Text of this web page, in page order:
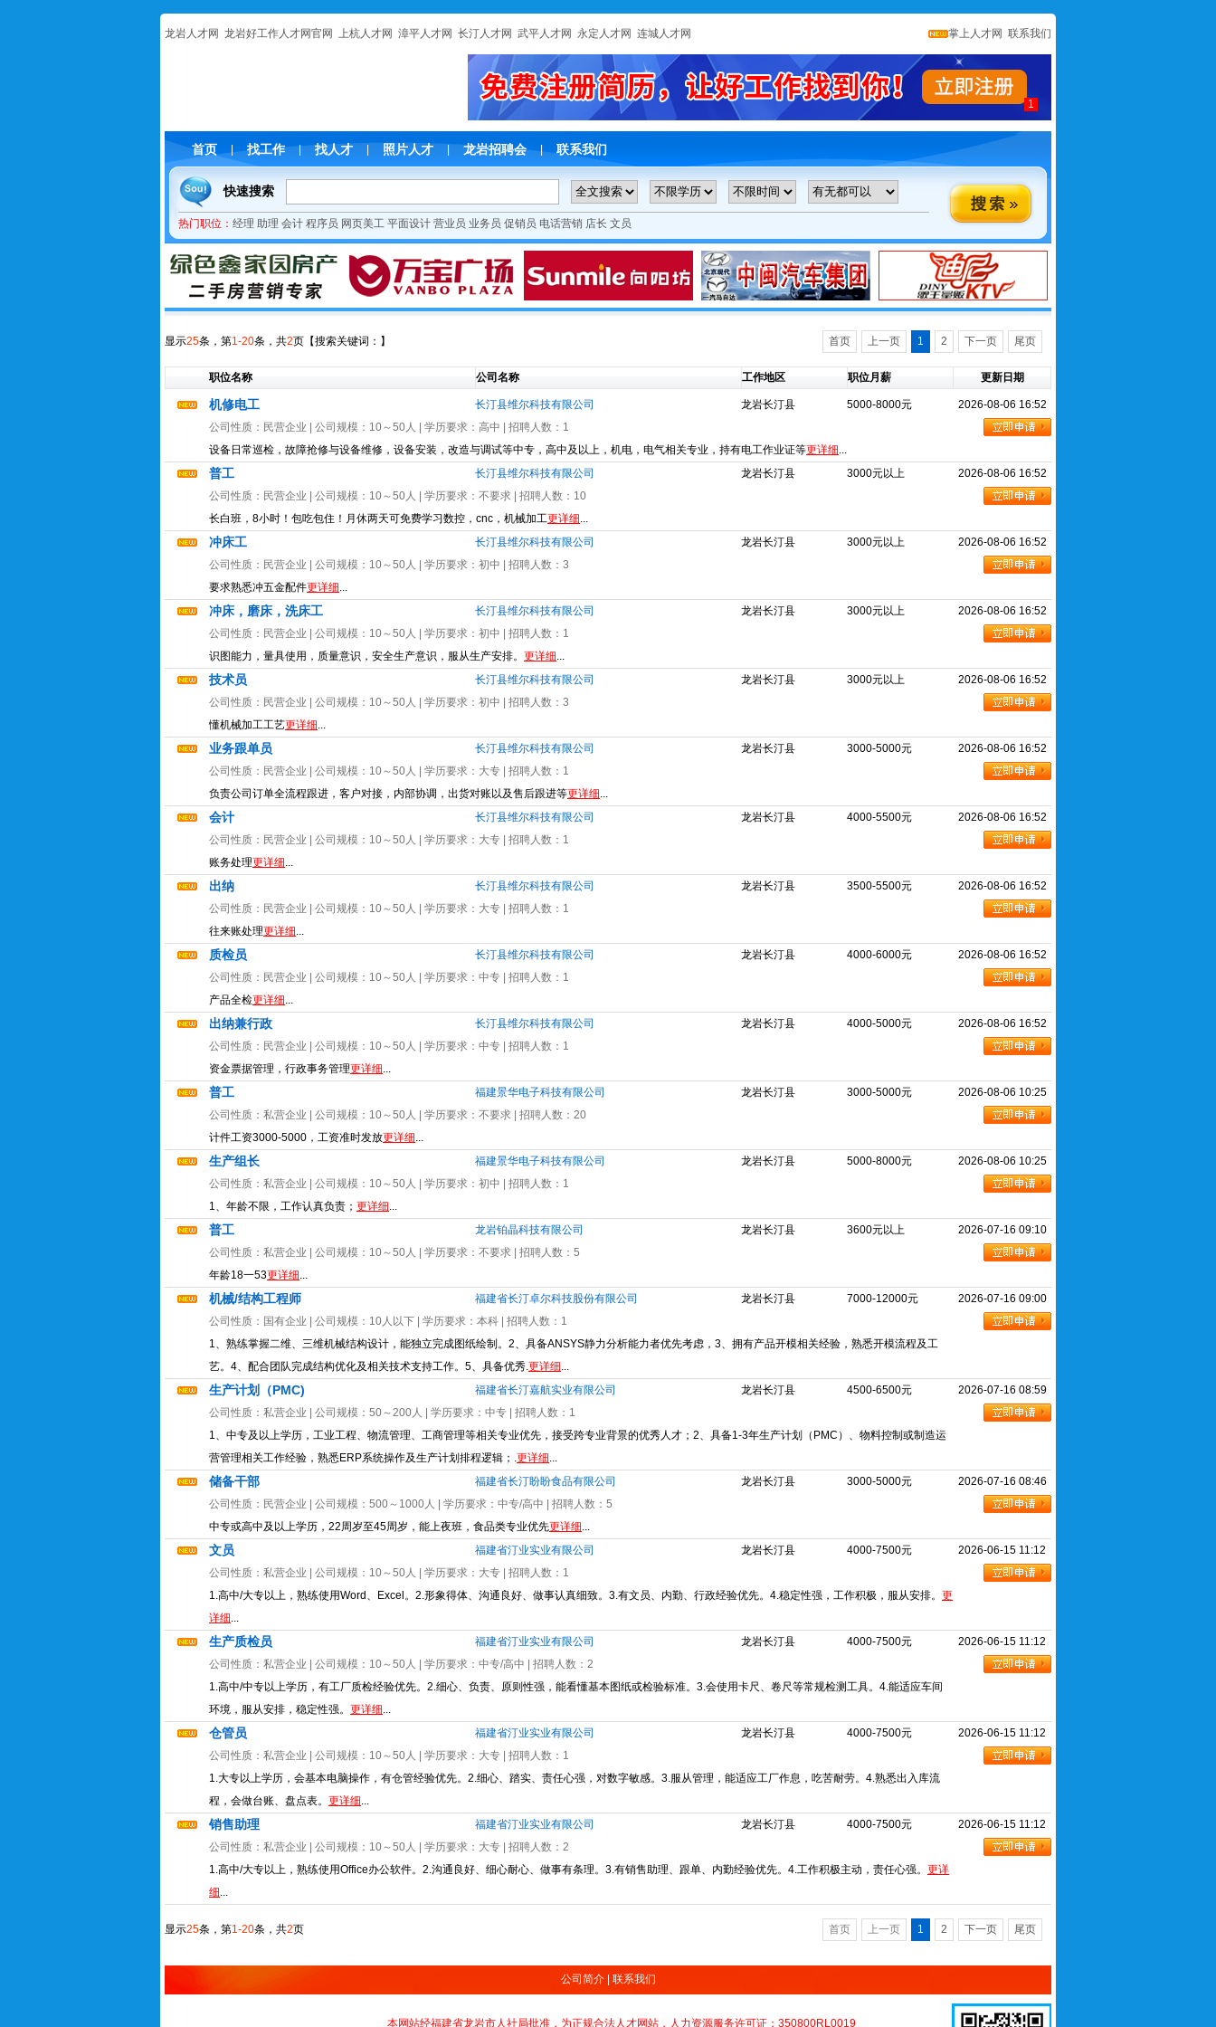
龙岩人才网 龙岩好工作人才网官网 上杭人才网 漳平人才网 长汀人才网 武平人才网 永定人才网 连城人才网 掌上人才网 联系我们
1
首页 找工作 | 找人才 照片人才 龙岩招聘会 | 联系我们
快速搜索
热门职位： 经理 助理 会计 程序员 网页美工 平面设计 营业员 业务员 促销员 电话营销 店长 文员
显示25条，第1-20条，共2页 【搜索关键词： 】 首页 上一页 1 2 下一页 尾页
职位名称 公司名称 工作地区 职位月薪 更新日期
机修电工 长汀县维尔科技有限公司 龙岩长汀县 5000-8000元
2026-08-06 16:52
公司性质： 民营企业 | 公司规模： 10～50人 | 学历要求： 高中 | 招聘人数： 1
设备日常巡检，故障抢修与设备维修，设备安装，改造与调试等中专，高中及以上，机电，电气相关专业，持有电工作业证等更详细...
普工 长汀县维尔科技有限公司 龙岩长汀县 3000元以上
2026-08-06 16:52
公司性质： 民营企业 | 公司规模： 10～50人 | 学历要求： 不要求 | 招聘人数： 10
长白班，8小时！包吃包住！月休两天可免费学习数控，cnc，机械加工更详细...
冲床工 长汀县维尔科技有限公司 龙岩长汀县 3000元以上
2026-08-06 16:52
公司性质： 民营企业 | 公司规模： 10～50人 | 学历要求： 初中 | 招聘人数： 3
要求熟悉冲五金配件更详细...
冲床，磨床，洗床工 长汀县维尔科技有限公司 龙岩长汀县 3000元以上
2026-08-06 16:52
公司性质： 民营企业 | 公司规模： 10～50人 | 学历要求： 初中 | 招聘人数： 1
识图能力，量具使用，质量意识，安全生产意识，服从生产安排。 更详细...
技术员 长汀县维尔科技有限公司 龙岩长汀县 3000元以上
2026-08-06 16:52
公司性质： 民营企业 | 公司规模： 10～50人 | 学历要求： 初中 | 招聘人数： 3
懂机械加工工艺更详细...
业务跟单员 长汀县维尔科技有限公司 龙岩长汀县 3000-5000元
2026-08-06 16:52
公司性质： 民营企业 | 公司规模： 10～50人 | 学历要求： 大专 | 招聘人数： 1
负责公司订单全流程跟进，客户对接，内部协调，出货对账以及售后跟进等更详细...
会计 长汀县维尔科技有限公司 龙岩长汀县 4000-5500元
2026-08-06 16:52
公司性质： 民营企业 | 公司规模： 10～50人 | 学历要求： 大专 | 招聘人数： 1
账务处理更详细...
出纳 长汀县维尔科技有限公司 龙岩长汀县 3500-5500元
2026-08-06 16:52
公司性质： 民营企业 | 公司规模： 10～50人 | 学历要求： 大专 | 招聘人数： 1
往来账处理更详细...
质检员 长汀县维尔科技有限公司 龙岩长汀县 4000-6000元
2026-08-06 16:52
公司性质： 民营企业 | 公司规模： 10～50人 | 学历要求： 中专 | 招聘人数： 1
产品全检更详细...
出纳兼行政 长汀县维尔科技有限公司 龙岩长汀县 4000-5000元
2026-08-06 16:52
公司性质： 民营企业 | 公司规模： 10～50人 | 学历要求： 中专 | 招聘人数： 1
资金票据管理，行政事务管理更详细...
普工 福建景华电子科技有限公司 龙岩长汀县 3000-5000元
2026-08-06 10:25
公司性质： 私营企业 | 公司规模： 10～50人 | 学历要求： 不要求 | 招聘人数： 20
计件工资3000-5000，工资准时发放更详细...
生产组长 福建景华电子科技有限公司 龙岩长汀县 5000-8000元
2026-08-06 10:25
公司性质： 私营企业 | 公司规模： 10～50人 | 学历要求： 初中 | 招聘人数： 1
1、年龄不限，工作认真负责； 更详细...
普工 龙岩铂晶科技有限公司 龙岩长汀县 3600元以上
2026-07-16 09:10
公司性质： 私营企业 | 公司规模： 10～50人 | 学历要求： 不要求 | 招聘人数： 5
年龄18一53更详细...
机械/结构工程师 福建省长汀卓尔科技股份有限公司 龙岩长汀县 7000-12000元
2026-07-16 09:00
公司性质： 国有企业 | 公司规模： 10人以下 | 学历要求： 本科 | 招聘人数： 1
1、熟练掌握二维、三维机械结构设计，能独立完成图纸绘制。2、具备ANSYS静力分析能力者优先考虑，3、拥有产品开模相关经验，熟悉开模流程及工
艺。4、配合团队完成结构优化及相关技术支持工作。5、具备优秀.更详细...
生产计划（PMC) 福建省长汀嘉航实业有限公司 龙岩长汀县 4500-6500元
2026-07-16 08:59
公司性质： 私营企业 | 公司规模： 50～200人 | 学历要求： 中专 | 招聘人数： 1
1、中专及以上学历，工业工程、物流管理、工商管理等相关专业优先，接受跨专业背景的优秀人才；2、具备1-3年生产计划（PMC）、物料控制或制造运
营管理相关工作经验，熟悉ERP系统操作及生产计划排程逻辑；.更详细...
储备干部 福建省长汀盼盼食品有限公司 龙岩长汀县 3000-5000元
2026-07-16 08:46
公司性质： 民营企业 | 公司规模： 500～1000人 | 学历要求： 中专/高中 | 招聘人数： 5
中专或高中及以上学历，22周岁至45周岁，能上夜班，食品类专业优先更详细...
文员 福建省汀业实业有限公司 龙岩长汀县 4000-7500元
2026-06-15 11:12
公司性质： 私营企业 | 公司规模： 10～50人 | 学历要求： 大专 | 招聘人数： 1
1.高中/大专以上，熟练使用Word、Excel。2.形象得体、沟通良好、做事认真细致。3.有文员、内勤、行政经验优先。4.稳定性强，工作积极，服从安排。 更
详细...
生产质检员 福建省汀业实业有限公司 龙岩长汀县 4000-7500元
2026-06-15 11:12
公司性质： 私营企业 | 公司规模： 10～50人 | 学历要求： 中专/高中 | 招聘人数： 2
1.高中/中专以上学历，有工厂质检经验优先。2.细心、负责、原则性强，能看懂基本图纸或检验标准。3.会使用卡尺、卷尺等常规检测工具。4.能适应车间
环境，服从安排，稳定性强。 更详细...
仓管员 福建省汀业实业有限公司 龙岩长汀县 4000-7500元
2026-06-15 11:12
公司性质： 私营企业 | 公司规模： 10～50人 | 学历要求： 大专 | 招聘人数： 1
1.大专以上学历，会基本电脑操作，有仓管经验优先。2.细心、踏实、责任心强，对数字敏感。3.服从管理，能适应工厂作息，吃苦耐劳。4.熟悉出入库流
程，会做台账、盘点表。 更详细...
销售助理 福建省汀业实业有限公司 龙岩长汀县 4000-7500元
2026-06-15 11:12
公司性质： 私营企业 | 公司规模： 10～50人 | 学历要求： 大专 | 招聘人数： 2
1.高中/大专以上，熟练使用Office办公软件。2.沟通良好、细心耐心、做事有条理。3.有销售助理、跟单、内勤经验优先。4.工作积极主动，责任心强。 更详
细...
显示25条，第1-20条，共2页 首页 上一页 1 2 下一页 尾页
公司简介| 联系我们
本网站经福建省龙岩市人社局批准，为正规合法人才网站，人力资源服务许可证：350800RL0019